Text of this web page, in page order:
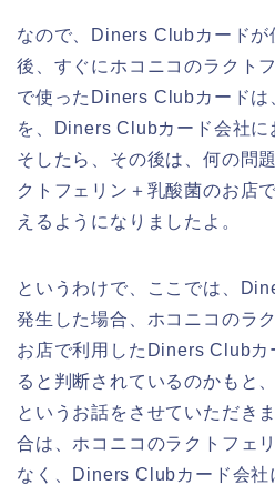
なので、Diners Clubカードが
後、すぐにホコニコのラクト
で使ったDiners Clubカードは
を、Diners Clubカード会社に
そしたら、その後は、何の問
クトフェリン＋乳酸菌のお店
えるようになりましたよ。
というわけで、ここでは、
発生した場合、ホコニコのラ
お店で利用したDiners Clubカ
ると判断されているのかもと
というお話をさせていただき
合は、ホコニコのラクトフェ
なく、Diners Clubカード会社